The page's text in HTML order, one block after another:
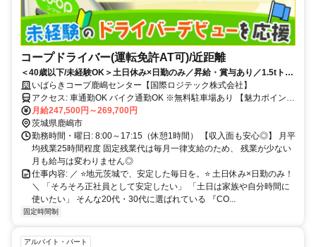
コープドライバー(運転免許AT可)/近距離
＜40歳以下/未経験OK＞土日休み×日勤のみ／昇給・賞与あり／1.5tトラ
ック／資格取得支援あり／女性ドライバーも活躍中
いばらきコープ鹿嶋センター【国際ロジテック株式会社】
アクセス: 車通勤OK バイク通勤OK ※無料駐車場あり 【魅力ポイン
ト！】 工業エリア近くで道路も広く、 車通勤しやすい環境です。 コ
ンビニも近く、休憩時の利用にも便利です◎ 【ここから通っている
スタッフも！】 鹿嶋市・神栖市・潮来市・鉾田市 など
月給247,500円～269,700円
茨城県鹿嶋市
勤務時間・曜日: 8:00～17:15（休憩1時間） 【収入面も安心◎】 月平
均残業25時間程度 固定残業代は毎月一律支給のため、 残業が少ない
月も給与は変わりません◎
仕事内容: ／ ⭐️地元茨城で、安定した毎日を。⭐️ 土日休み×日勤のみ！
＼ 「そろそろ正社員として安定したい」 「土日は家族や自分時間に
使いたい」 そんな20代・30代に選ばれている 『CO...
固定時間制
アルバイト・パート